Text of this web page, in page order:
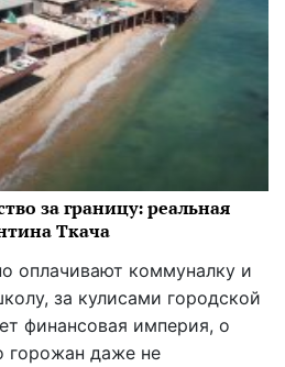
за границу: реальная
Ткача
оплачивают коммуналку и
за кулисами городской
финансовая империя, о
горожан даже не